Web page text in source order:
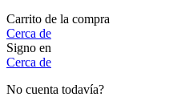
Carrito de la compra
Cerca de
Signo en
Cerca de
No cuenta todavía?